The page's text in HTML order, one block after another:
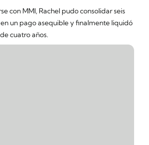
con MMI, Rachel pudo consolidar seis
un pago asequible y finalmente liquidó
cuatro años.